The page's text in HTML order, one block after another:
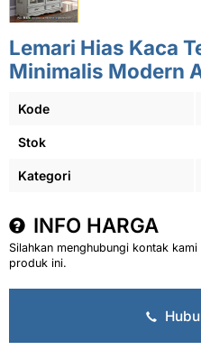
Lemari Hias Kaca
Minimalis Modern
Kode
Stok
Kategori
INFO HARGA
Silahkan menghubungi kontak
produk ini.